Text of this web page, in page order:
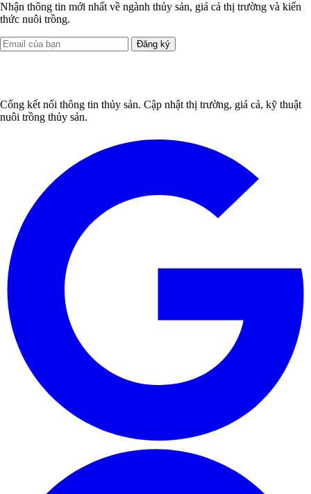
Nhận thông tin mới nhất về ngành thủy sản, giá cả thị trường và kiến
thức nuôi trồng.
Đăng ký
Cổng kết nối thông tin thủy sản. Cập nhật thị trường, giá cả, kỹ thuật
nuôi trồng thủy sản.